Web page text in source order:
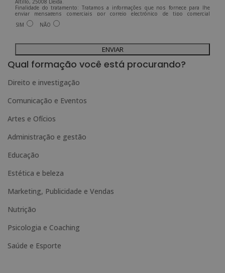
Altillo, 25008 Lleida.
Finalidade do tratamento: Tratamos a informações que nos fornece para lhe
enviar mensagens comerciais por correio electrónico de tipo comercial
relacionadas com os produtos oferecidos e outros produtos que possam ser do
seu interesse.
contactando-nos para o endereço admin@grupoesneca.com.
Para mais informações, consulte a nossa Política de Privacidade.
Deseja receber informação comercial (por telefone e/ou correio electrónico):
SIM NÃO
A
l
e
r
n
i
v
e
Qual formação você está procurando?
Direito e investigação
Comunicação e Eventos
Artes e Ofícios
Administração e gestão
Educação
Estética e beleza
Marketing, Publicidade e Vendas
Nutrição
Psicologia e Coaching
Saúde e Esporte